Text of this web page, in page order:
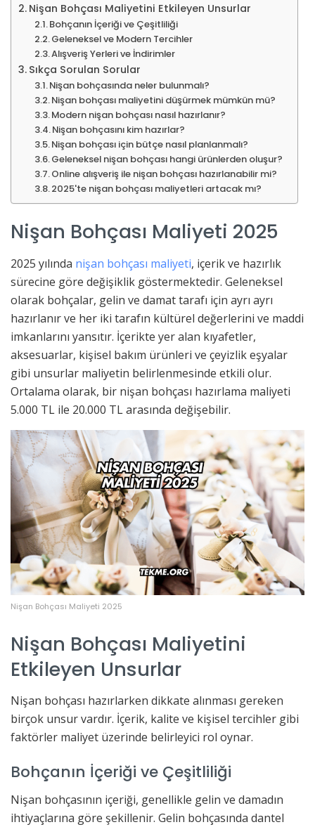
Nişan Bohçası Maliyetini Etkileyen Unsurlar
Bohçanın İçeriği ve Çeşitliliği
Geleneksel ve Modern Tercihler
Alışveriş Yerleri ve İndirimler
Sıkça Sorulan Sorular
Nişan bohçasında neler bulunmalı?
Nişan bohçası maliyetini düşürmek mümkün mü?
Modern nişan bohçası nasıl hazırlanır?
Nişan bohçasını kim hazırlar?
Nişan bohçası için bütçe nasıl planlanmalı?
Geleneksel nişan bohçası hangi ürünlerden oluşur?
Online alışveriş ile nişan bohçası hazırlanabilir mi?
2025'te nişan bohçası maliyetleri artacak mı?
Nişan Bohçası Maliyeti 2025
2025 yılında nişan bohçası maliyeti, içerik ve hazırlık
sürecine göre değişiklik göstermektedir. Geleneksel
olarak bohçalar, gelin ve damat tarafı için ayrı ayrı
hazırlanır ve her iki tarafın kültürel değerlerini ve maddi
imkanlarını yansıtır. İçerikte yer alan kıyafetler,
aksesuarlar, kişisel bakım ürünleri ve çeyizlik eşyalar
gibi unsurlar maliyetin belirlenmesinde etkili olur.
Ortalama olarak, bir nişan bohçası hazırlama maliyeti
5.000 TL ile 20.000 TL arasında değişebilir.
Nişan Bohçası Maliyeti 2025
Nişan Bohçası Maliyetini
Etkileyen Unsurlar
Nişan bohçası hazırlarken dikkate alınması gereken
birçok unsur vardır. İçerik, kalite ve kişisel tercihler gibi
faktörler maliyet üzerinde belirleyici rol oynar.
Bohçanın İçeriği ve Çeşitliliği
Nişan bohçasının içeriği, genellikle gelin ve damadın
ihtiyaçlarına göre şekillenir. Gelin bohçasında dantel